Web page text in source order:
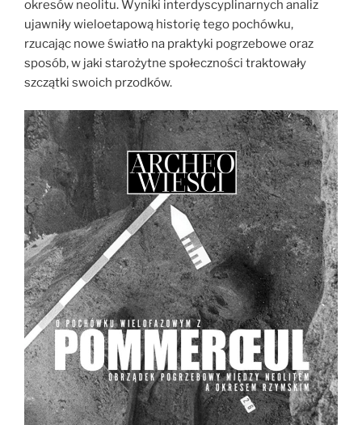
okresów neolitu. Wyniki interdyscyplinarnych analiz
ujawniły wieloetapową historię tego pochówku,
rzucając nowe światło na praktyki pogrzebowe oraz
sposób, w jaki starożytne społeczności traktowały
szczątki swoich przodków.